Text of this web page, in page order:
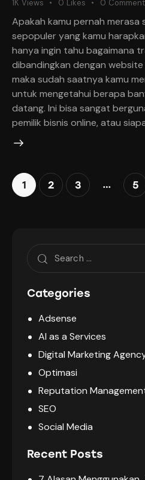
1K Views 0 Likes 0
Apakah kamu pernah
sepopuler yang kamu
hanya ingin tahu bagaimana
dibandingkan dengan website
maka sudah saatnya kamu
untuk mengetahui berapa
datang. Ini bisa sangat
pemilik bisnis online, atau
Posts
pagination
Page
1 Page
2 Page
3 … 5
>
Search
for:
Categories
Adsense
AI as a Services
Digital Marketing
Optimasi
Reputation
SEO
Social Media
Recent Posts